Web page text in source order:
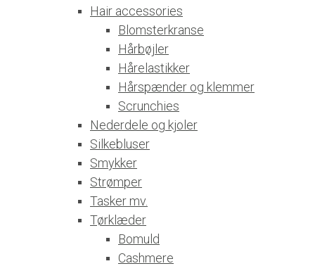
Hair accessories
Blomsterkranse
Hårbøjler
Hårelastikker
Hårspænder og klemmer
Scrunchies
Nederdele og kjoler
Silkebluser
Smykker
Strømper
Tasker mv.
Tørklæder
Bomuld
Cashmere